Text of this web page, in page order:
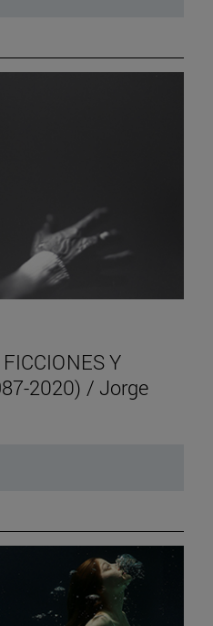
Y
2020) / Jorge